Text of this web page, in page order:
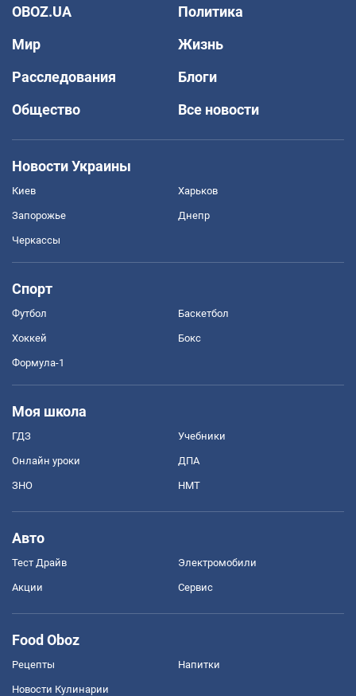
OBOZ.UA
Политика
Мир
Жизнь
Расследования
Блоги
Общество
Все новости
Новости Украины
Киев Харьков
Запорожье Днепр
Черкассы
Спорт
Футбол Баскетбол
Хоккей Бокс
Формула-1
Моя школа
ГДЗ Учебники
Онлайн уроки ДПА
ЗНО НМТ
Авто
Тест Драйв Электромобили
Акции Сервис
Food Oboz
Рецепты Напитки
Новости Кулинарии